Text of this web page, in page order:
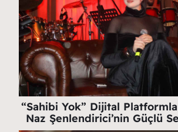
“Sahibi Yok” Dijital
Naz Şenlendirici’nin Güçlü